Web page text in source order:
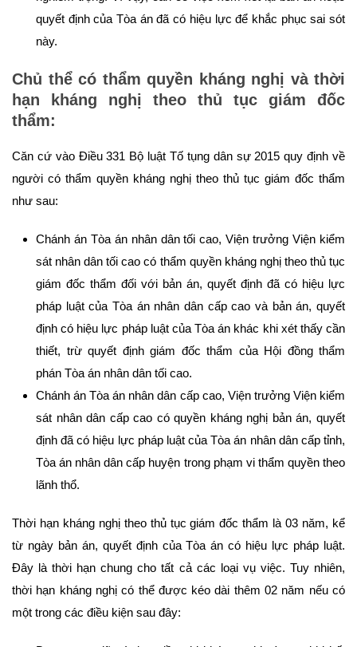
quyết định của Tòa án đã có hiệu lực để khắc phục sai sót
này.
Chủ thể có thẩm quyền kháng nghị và thời
hạn kháng nghị theo thủ tục giám đốc
thẩm:
Căn cứ vào Điều 331 Bộ luật Tố tụng dân sự 2015 quy định về
người có thẩm quyền kháng nghị theo thủ tục giám đốc thẩm
như sau:
Chánh án Tòa án nhân dân tối cao, Viện trưởng Viện kiểm
sát nhân dân tối cao có thẩm quyền kháng nghị theo thủ tục
giám đốc thẩm đối với bản án, quyết định đã có hiệu lực
pháp luật của Tòa án nhân dân cấp cao và bản án, quyết
định có hiệu lực pháp luật của Tòa án khác khi xét thấy cần
thiết, trừ quyết định giám đốc thẩm của Hội đồng thẩm
phán Tòa án nhân dân tối cao.
Chánh án Tòa án nhân dân cấp cao, Viện trưởng Viện kiểm
sát nhân dân cấp cao có quyền kháng nghị bản án, quyết
định đã có hiệu lực pháp luật của Tòa án nhân dân cấp tỉnh,
Tòa án nhân dân cấp huyện trong phạm vi thẩm quyền theo
lãnh thổ.
Thời hạn kháng nghị theo thủ tục giám đốc thẩm là 03 năm, kể
từ ngày bản án, quyết định của Tòa án có hiệu lực pháp luật.
Đây là thời hạn chung cho tất cả các loại vụ việc. Tuy nhiên,
thời hạn kháng nghị có thể được kéo dài thêm 02 năm nếu có
một trong các điều kiện sau đây: